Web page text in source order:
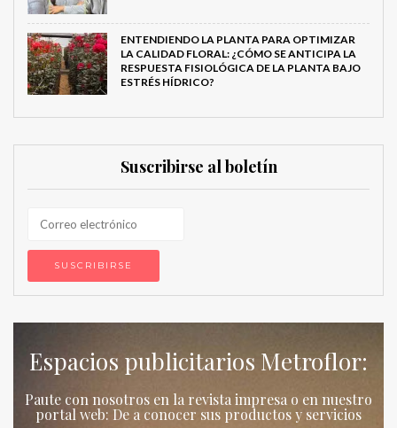
ENTENDIENDO LA PLANTA PARA OPTIMIZAR
LA CALIDAD FLORAL: ¿CÓMO SE ANTICIPA LA
RESPUESTA FISIOLÓGICA DE LA PLANTA BAJO
ESTRÉS HÍDRICO?
Suscribirse al boletín
Espacios publicitarios Metroflor:
Paute con nosotros en la revista impresa o en nuestro
portal web: De a conocer sus productos y servicios